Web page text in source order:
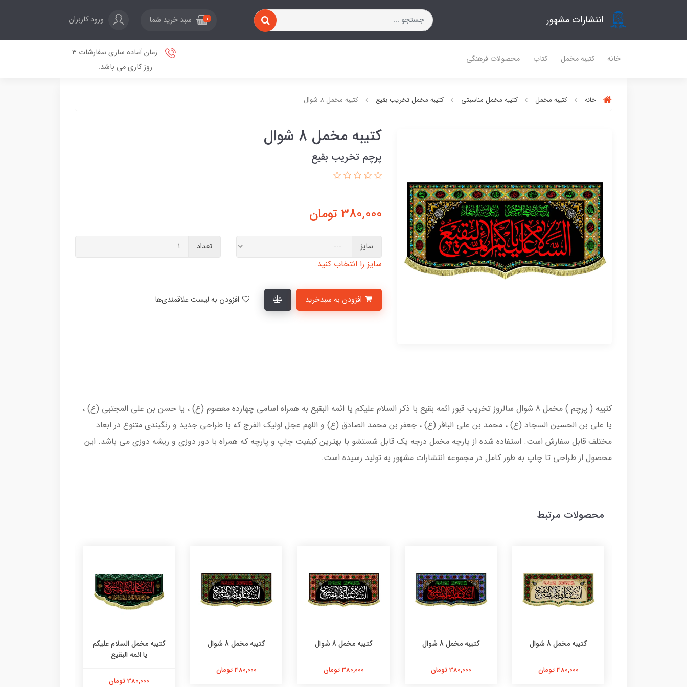
انتشارات مشهور 0 سبد خرید شما ورود کاربران
خانه کتیبه مخمل کتاب محصولات فرهنگی
زمان آماده سازی سفارشات 3
روز کاری می باشد.
خانه کتیبه مخمل کتیبه مخمل مناسبتی کتیبه مخمل تخریب بقیع کتیبه مخمل 8 شوال
کتیبه مخمل 8 شوال
پرچم تخریب بقیع
380,000 تومان
سایز
سایز را انتخاب کنید.
تعداد
کتیبه ( پرچم ) مخمل 8 شوال سالروز تخریب قبور ائمه بقیع با ذکر السلام علیکم یا ائمه البقیع به همراه اسامی چهارده معصوم (ع) ، یا حسن بن علی المجتبی (ع) ،
یا علی بن الحسین السجاد (ع) ، محمد بن علی الباقر (ع) ، جعفر بن محمد الصادق (ع) و اللهم عجل لولیک الفرج که با طراحی جدید و رنگبندی متنوع در ابعاد
مختلف قابل سفارش است. استفاده شده از پارچه مخمل درجه یک قابل شستشو با بهترین کیفیت چاپ و پارچه که همراه با دور دوزی و ریشه دوزی می باشد. این
محصول از طراحی تا چاپ به طور کامل در مجموعه انتشارات مشهور به تولید رسیده است.
محصولات مرتبط
کتیبه مخمل 8 شوال
380,000 تومان
کتیبه مخمل 8 شوال
380,000 تومان
کتیبه مخمل 8 شوال
380,000 تومان
کتیبه مخمل 8 شوال
380,000 تومان
کتیبه مخمل السلام علیکم
یا ائمه البقیع
380,000 تومان